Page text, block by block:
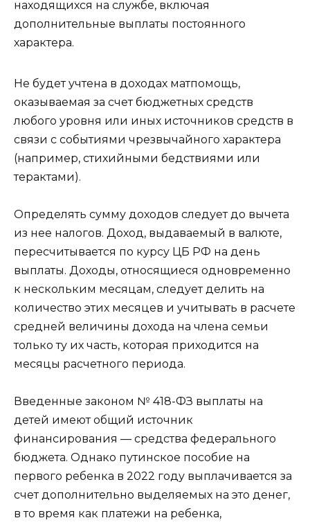
находящихся на службе, включая
дополнительные выплаты постоянного
характера.
Не будет учтена в доходах матпомощь,
оказываемая за счет бюджетных средств
любого уровня или иных источников средств в
связи с событиями чрезвычайного характера
(например, стихийными бедствиями или
терактами).
Определять сумму доходов следует до вычета
из нее налогов. Доход, выдаваемый в валюте,
пересчитывается по курсу ЦБ РФ на день
выплаты. Доходы, относящиеся одновременно
к нескольким месяцам, следует делить на
количество этих месяцев и учитывать в расчете
средней величины дохода на члена семьи
только ту их часть, которая приходится на
месяцы расчетного периода.
Введенные законом № 418-ФЗ выплаты на
детей имеют общий источник
финансирования — средства федерального
бюджета. Однако путинское пособие на
первого ребенка в 2022 году выплачивается за
счет дополнительно выделяемых на это денег,
в то время как платежи на ребенка,